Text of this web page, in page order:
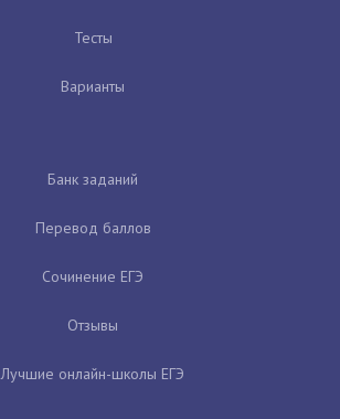
Тесты
Варианты
Банк заданий
Перевод баллов
Сочинение ЕГЭ
Отзывы
Лучшие онлайн-школы ЕГЭ